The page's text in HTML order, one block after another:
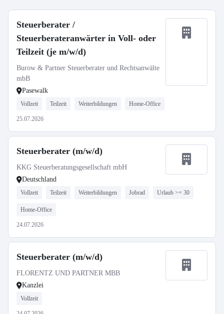
Steuerberater /
Steuerberateranwärter in Voll- oder
Teilzeit (je m/w/d)
Burow & Partner Steuerberater und Rechtsanwälte
mbB
Pasewalk
Vollzeit Teilzeit Weiterbildungen Home-Office
25.07.2026
Steuerberater (m/w/d)
KKG Steuerberatungsgesellschaft mbH
Deutschland
Vollzeit Teilzeit Weiterbildungen Jobrad Urlaub >= 30
Home-Office
24.07.2026
Steuerberater (m/w/d)
FLORENTZ UND PARTNER MBB
Kanzlei
Vollzeit